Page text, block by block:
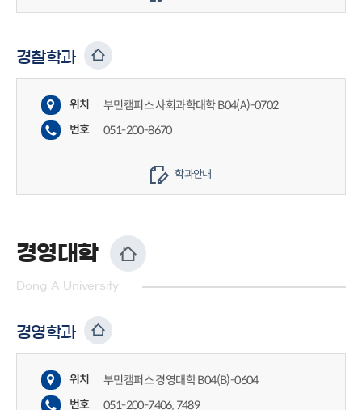
경찰학과
위치
부민캠퍼스 사회과학대학 B04(A)-0702
번호
051-200-8670
학과안내
경영대학
Dong-A University
경영학과
위치
부민캠퍼스 경영대학 B04(B)-0604
번호
051-200-7406, 7489